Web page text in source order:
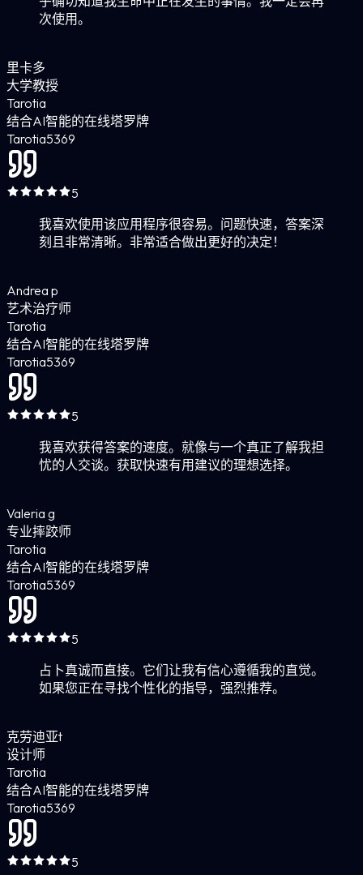
次使用。
里卡多
大学教授
Tarotia
结合AI智能的在线塔罗牌
Tarotia5369
5
我喜欢使用该应用程序很容易。问题快速，答案深
刻且非常清晰。非常适合做出更好的决定！
Andrea p
艺术治疗师
Tarotia
结合AI智能的在线塔罗牌
Tarotia5369
5
我喜欢获得答案的速度。就像与一个真正了解我担
忧的人交谈。获取快速有用建议的理想选择。
Valeria g
专业摔跤师
Tarotia
结合AI智能的在线塔罗牌
Tarotia5369
5
占卜真诚而直接。它们让我有信心遵循我的直觉。
如果您正在寻找个性化的指导，强烈推荐。
克劳迪亚t
设计师
Tarotia
结合AI智能的在线塔罗牌
Tarotia5369
5